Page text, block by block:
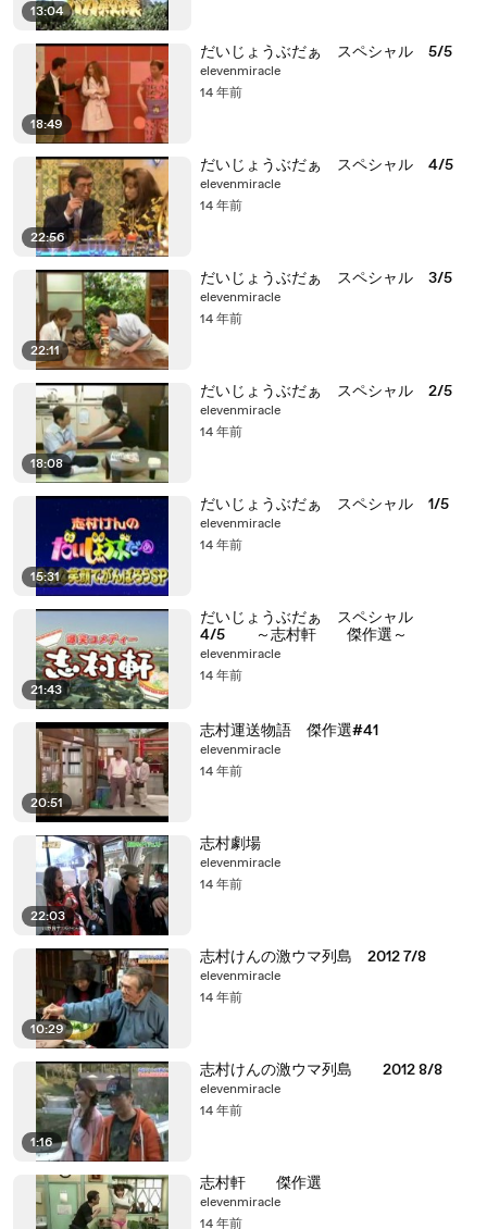
13:04
18:49
だいじょうぶだぁ スペシャル 5/5
elevenmiracle
14 年前
22:56
だいじょうぶだぁ スペシャル 4/5
elevenmiracle
14 年前
22:11
だいじょうぶだぁ スペシャル 3/5
elevenmiracle
14 年前
18:08
だいじょうぶだぁ スペシャル 2/5
elevenmiracle
14 年前
15:31
だいじょうぶだぁ スペシャル 1/5
elevenmiracle
14 年前
21:43
だいじょうぶだぁ スペシャル
4/5 ～志村軒 傑作選～
elevenmiracle
14 年前
20:51
志村運送物語 傑作選#41
elevenmiracle
14 年前
22:03
志村劇場
elevenmiracle
14 年前
10:29
志村けんの激ウマ列島 2012 7/8
elevenmiracle
14 年前
1:16
志村けんの激ウマ列島 2012 8/8
elevenmiracle
14 年前
志村軒 傑作選
elevenmiracle
14 年前